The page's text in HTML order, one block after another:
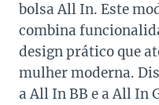
bolsa All In. Este
combina
design prático que
mulher moderna.
a All In BB e a All In